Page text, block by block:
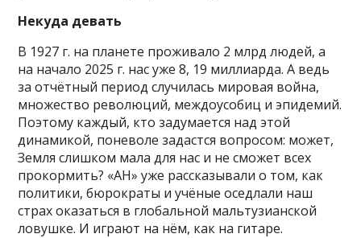
Некуда девать
В 1927 г. на планете проживало 2 млрд людей, а
на начало 2025 г. нас уже 8, 19 миллиарда. А ведь
за отчётный период случилась мировая война,
множество революций, междоусобиц и эпидемий.
Поэтому каждый, кто задумается над этой
динамикой, поневоле задастся вопросом: может,
Земля слишком мала для нас и не сможет всех
прокормить? «АН» уже рассказывали о том, как
политики, бюрократы и учёные оседлали наш
страх оказаться в глобальной мальтузианской
ловушке. И играют на нём, как на гитаре.